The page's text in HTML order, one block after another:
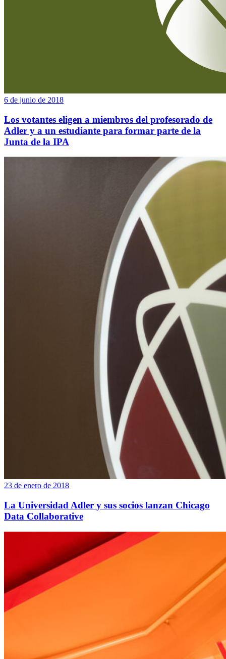
6 de junio de 2018
Los votantes eligen a miembros del profesorado de
Adler y a un estudiante para formar parte de la
Junta de la IPA
23 de enero de 2018
La Universidad Adler y sus socios lanzan Chicago
Data Collaborative